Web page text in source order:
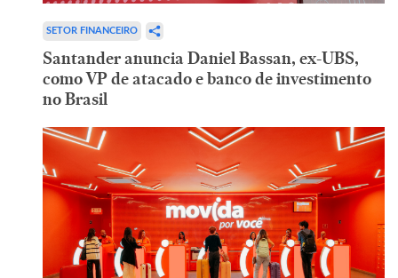
SETOR FINANCEIRO
Santander anuncia Daniel Bassan, ex-UBS,
como VP de atacado e banco de investimento
no Brasil